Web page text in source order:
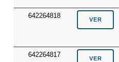
642264818
642264817